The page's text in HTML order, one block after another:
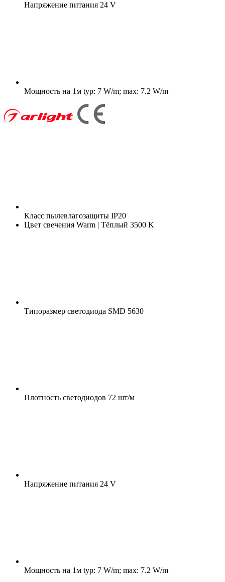
Напряжение питания 24 V
Мощность на 1м typ: 7 W/m; max: 7.2 W/m
Класс пылевлагозащиты IP20
Цвет свечения Warm | Тёплый 3500 K
Типоразмер светодиода SMD 5630
Плотность светодиодов 72 шт/м
Напряжение питания 24 V
Мощность на 1м typ: 7 W/m; max: 7.2 W/m